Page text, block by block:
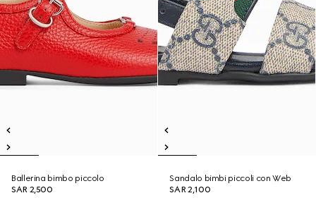
Ballerina bimbo piccolo
SAR 2,500
Sandalo bimbi piccoli con Web
SAR 2,100